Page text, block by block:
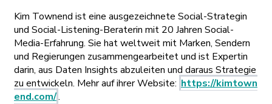
Kim Townend isteine ausgezeichnete Social-Strategin
und Social-Listening-Beraterin mit 20 Jahren Social-
Media-Erfahrung. Sie hat weltweit mit Marken, Sendern
und Regierungen zusammengearbeitet und ist Expertin
darin, aus Daten Insights abzuleiten und daraus Strategie
zu entwickeln. Mehr auf ihrer Website: https://kimtown
end.com/.